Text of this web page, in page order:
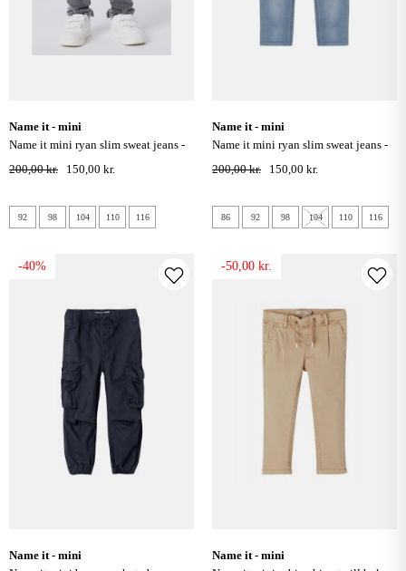
name it - mini
name it mini ryan slim sweat jeans -
grey denim
200,00 kr. 150,00 kr.
92 98 104 110 116
name it - mini
name it mini ryan slim sweat jeans -
light blue denim
200,00 kr. 150,00 kr.
86 92 98 104 110 116
-40%
name it - mini
-50,00 kr.
name it - mini